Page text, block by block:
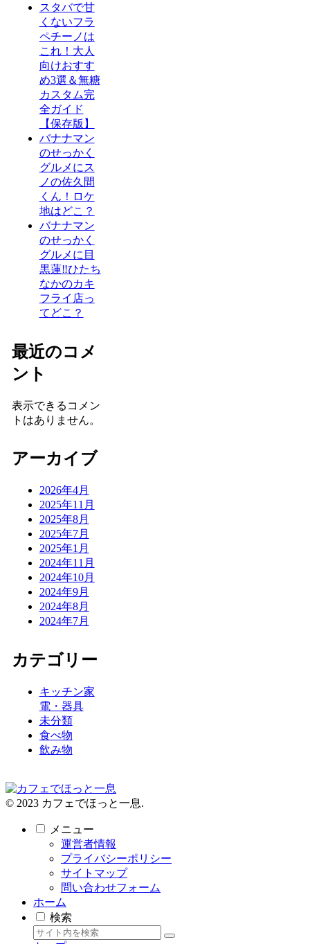
スタバで甘
くないフラ
ペチーノは
これ！大人
向けおすす
め3選＆無糖
カスタム完
全ガイド
【保存版】
バナナマン
のせっかく
グルメにス
ノの佐久間
くん！ロケ
地はどこ？
バナナマン
のせっかく
グルメに目
黒蓮‼ひたち
なかのカキ
フライ店っ
てどこ？
最近のコメ
ント
表示できるコメン
トはありません。
アーカイブ
2026年4月
2025年11月
2025年8月
2025年7月
2025年1月
2024年11月
2024年10月
2024年9月
2024年8月
2024年7月
カテゴリー
キッチン家
電・器具
未分類
食べ物
飲み物
© 2023 カフェでほっと一息.
メニュー
運営者情報
プライバシーポリシー
サイトマップ
問い合わせフォーム
ホーム
検索